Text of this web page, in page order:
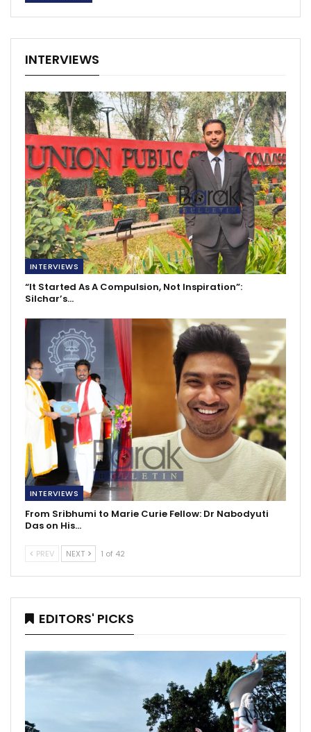
INTERVIEWS
INTERVIEWS
“It Started As A Compulsion, Not Inspiration”:
Silchar’s…
INTERVIEWS
From Sribhumi to Marie Curie Fellow: Dr Nabodyuti
Das on His…
PREV NEXT 1 of 42
EDITORS' PICKS